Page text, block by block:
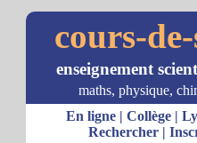
cours-
enseignement
maths, physique,
En ligne| Collège|
Rechercher|